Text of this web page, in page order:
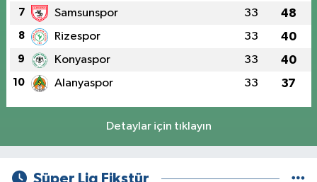
7 Samsunspor 33 48
8 Rizespor 33 40
9 Konyaspor 33 40
10 Alanyaspor 33 37
Detaylar için tıklayın
Süper Lig Fikstür